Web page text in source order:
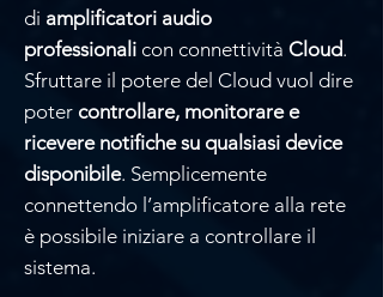
di amplificatori audio
professionali con connettività Cloud.
Sfruttare il potere del Cloud vuol dire
poter controllare, monitorare e
ricevere notifiche su qualsiasi device
disponibile. Semplicemente
connettendo l’amplificatore alla rete
è possibile iniziare a controllare il
sistema.